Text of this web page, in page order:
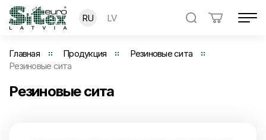
RU LV
Главная Продукция
Резиновые сита
Резиновые сита
Резиновые сита